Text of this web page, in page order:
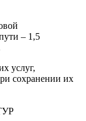
– 1,5
услуг,
сохранении их